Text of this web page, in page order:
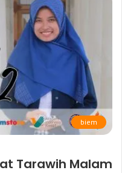
biem
Tarawih Malam